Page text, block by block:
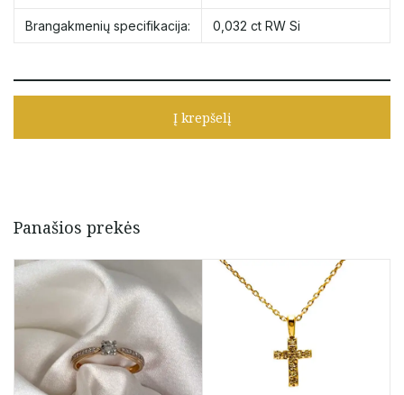
Brangakmenių specifikacija: 0,032 ct RW Si
Į krepšelį
Panašios prekės